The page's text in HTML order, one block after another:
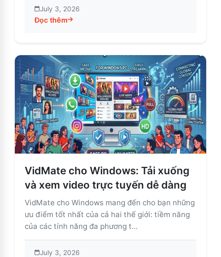
July 3, 2026
Đọc thêm
about VidMate: Xem và Tải Giải Trí Không Giới Hạn
VidMate cho Windows: Tải xuống
và xem video trực tuyến dễ dàng
VidMate cho Windows mang đến cho bạn những
ưu điểm tốt nhất của cả hai thế giới: tiềm năng
của các tính năng đa phương t...
July 3, 2026